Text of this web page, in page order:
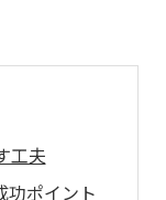
工夫
功ポイント